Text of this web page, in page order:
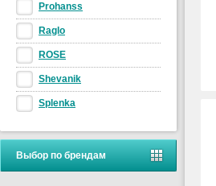
Prohanss
Raglo
ROSE
Shevanik
Splenka
Выбор по брендам